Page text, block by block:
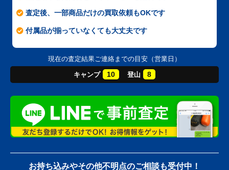
査定後、一部商品だけの買取依頼もOKです
付属品が揃っていなくても大丈夫です
現在の査定結果ご連絡までの目安（営業日）
キャンプ 10 登山 8
お持ち込みやその他不明点のご相談も受付中！